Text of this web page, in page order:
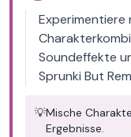
Experimentiere
Soundeffekte
Sprunki But
💡Mische
Ergebnisse.